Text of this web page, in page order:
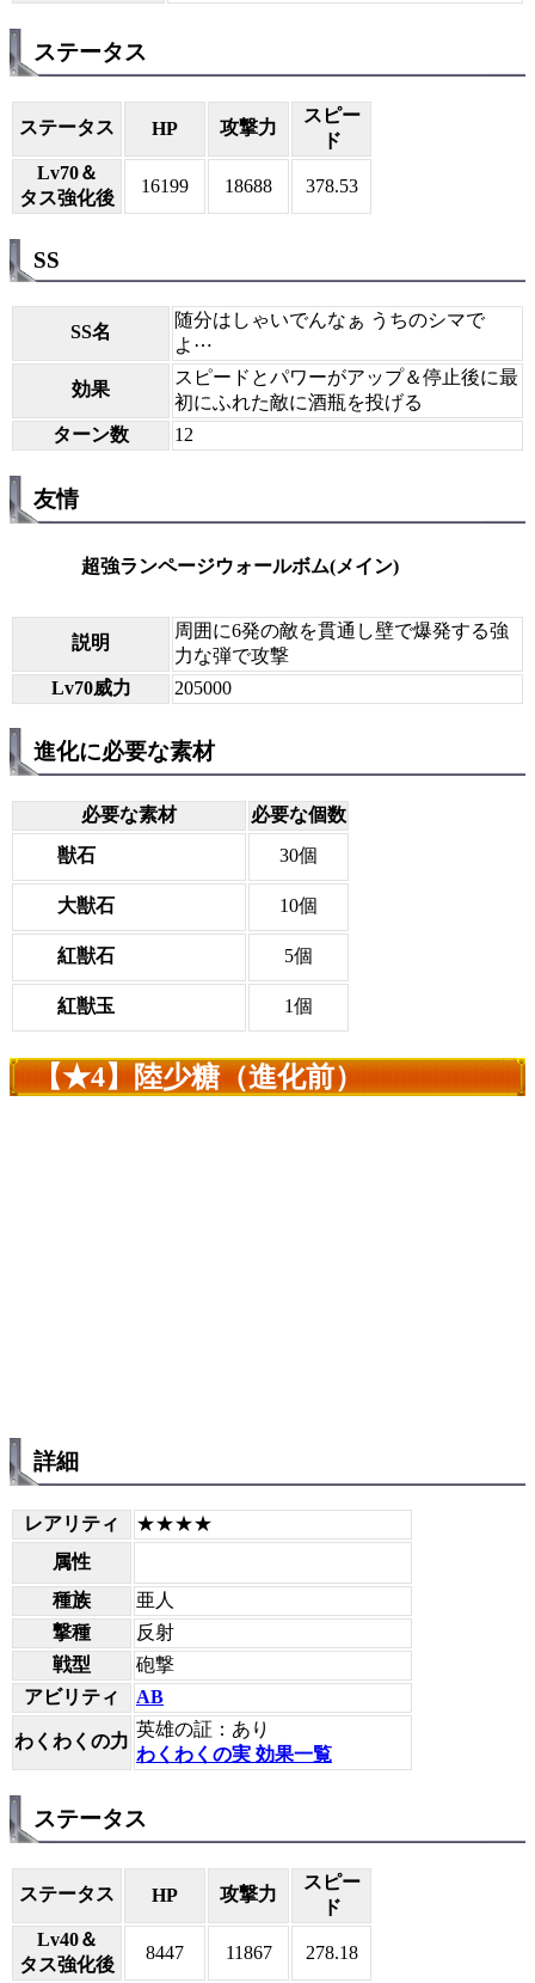
ステータス
ステータス HP 攻撃力
スピー
ド
Lv70＆
タス強化後
16199 18688 378.53
SS
SS名
随分はしゃいでんなぁ うちのシマで
よ⋯
効果
スピードとパワーがアップ＆停止後に最
初にふれた敵に酒瓶を投げる
ターン数
12
友情
超強ランページウォールボム(メイン)
説明
周囲に6発の敵を貫通し壁で爆発する強
力な弾で攻撃
Lv70威力
205000
進化に必要な素材
必要な素材
必要な個数
獣石
30個
大獣石 10個
紅獣石 5個
紅獣玉 1個
【★4】陸少糖（進化前）
詳細
レアリティ
★★★★
属性
種族
亜人
撃種
反射
戦型
砲撃
アビリティ
AB
わくわくの力
英雄の証：あり
わくわくの実 効果一覧
ステータス
ステータス HP 攻撃力
スピー
ド
Lv40＆
タス強化後
8447 11867 278.18